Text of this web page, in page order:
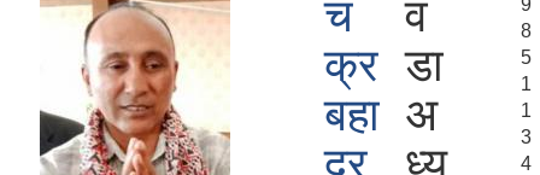
च
क्र
बहा
दुर
व
डा
अ
ध्य
9
8
5
1
1
3
4